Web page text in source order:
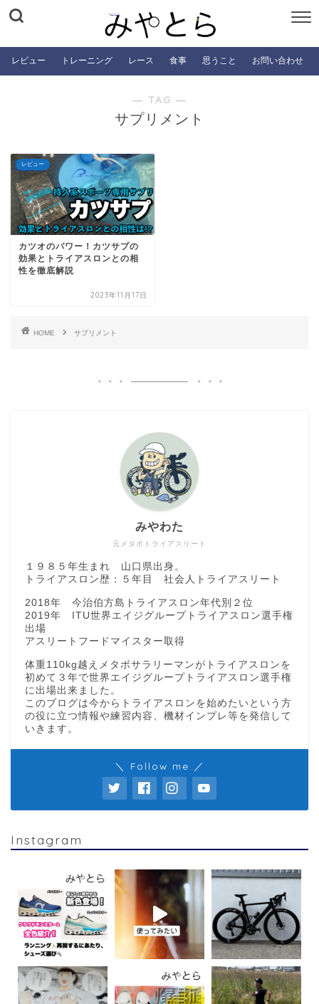
レビュー トレーニング レース 食事 思うこと お問い合わせ
― TAG ―
サプリメント
レビュー
カツオのパワー！カツサプの
効果とトライアスロンとの相
性を徹底解説
2023年11月17日
HOME サプリメント
元メタボトライアスリート
みやわた
１９８５年生まれ 山口県出身。
トライアスロン歴：５年目 社会人トライアスリート
2018年 今治伯方島トライアスロン年代別２位
2019年 ITU世界エイジグループトライアスロン選手権
出場
アスリートフードマイスター取得
体重110kg越えメタボサラリーマンがトライアスロンを
初めて３年で世界エイジグループトライアスロン選手権
に出場出来ました。
このブログは今からトライアスロンを始めたいという方
の役に立つ情報や練習内容、機材インプレ等を発信して
いきます。
＼ Follow me ／
Instagram